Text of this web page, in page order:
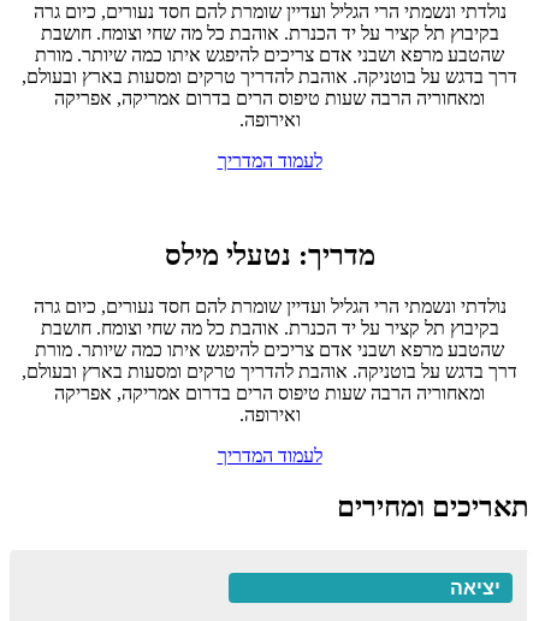
נולדתי ונשמתי הרי הגליל ועדיין שומרת להם חסד נעורים, כיום גרה
בקיבוץ תל קציר על יד הכנרת. אוהבת כל מה שחי וצומח. חושבת
שהטבע מרפא ושבני אדם צריכים להיפגש איתו כמה שיותר. מורת
דרך בדגש על בוטניקה. אוהבת להדריך טרקים ומסעות בארץ ובעולם,
ומאחוריה הרבה שעות טיפוס הרים בדרום אמריקה, אפריקה
ואירופה.
לעמוד המדריך
מדריך: נטעלי מילס
נולדתי ונשמתי הרי הגליל ועדיין שומרת להם חסד נעורים, כיום גרה
בקיבוץ תל קציר על יד הכנרת. אוהבת כל מה שחי וצומח. חושבת
שהטבע מרפא ושבני אדם צריכים להיפגש איתו כמה שיותר. מורת
דרך בדגש על בוטניקה. אוהבת להדריך טרקים ומסעות בארץ ובעולם,
ומאחוריה הרבה שעות טיפוס הרים בדרום אמריקה, אפריקה
ואירופה.
לעמוד המדריך
תאריכים ומחירים